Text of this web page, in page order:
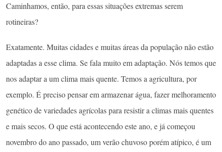
Caminhamos, então, para essas situações extremas serem
rotineiras?
Exatamente. Muitas cidades e muitas áreas da população não estão
adaptadas a esse clima. Se fala muito em adaptação. Nós temos que
nos adaptar a um clima mais quente. Temos a agricultura, por
exemplo. É preciso pensar em armazenar água, fazer melhoramento
genético de variedades agrícolas para resistir a climas mais quentes
e mais secos. O que está acontecendo este ano, e já começou
novembro do ano passado, um verão chuvoso porém atípico, é um